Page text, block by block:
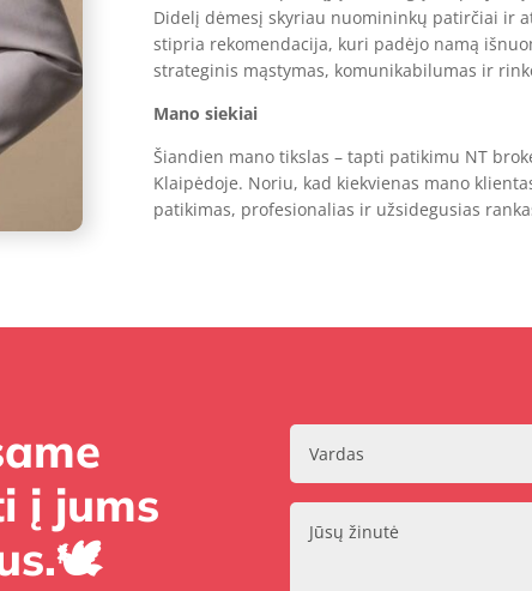
Didelį dėmesį skyriau nuomininkų patirčiai ir
stipria rekomendacija, kuri padėjo namą
strateginis mąstymas, komunikabilumas ir
Mano siekiai
Šiandien mano tikslas – tapti patikimu NT
Klaipėdoje. Noriu, kad kiekvienas mano
patikimas, profesionalias ir užsidegusias
į jums